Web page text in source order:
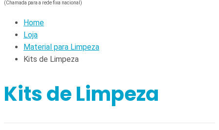
(Chamada para a rede fixa nacional)
Home
Loja
Material para Limpeza
Kits de Limpeza
Kits de Limpeza